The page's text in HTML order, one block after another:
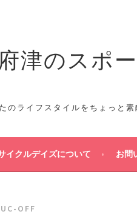
津のスポー
のライフスタイルをちょっと
イクルデイズについて お問
OFF